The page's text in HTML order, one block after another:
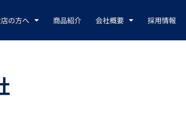
の方へ 商品紹介 会社概要 採用情報